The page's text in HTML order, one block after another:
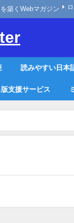
築くWebマガジン
読みやすい日本
版支援サービス